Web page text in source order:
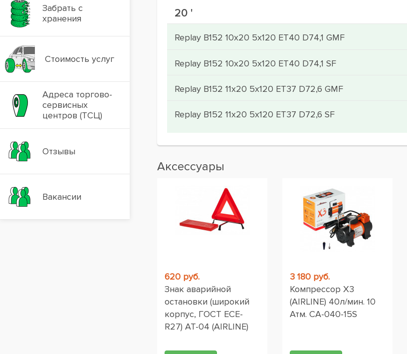
Забрать с
хранения
Стоимость услуг
Адреса торгово-
сервисных
центров (ТСЦ)
Отзывы
Вакансии
20 '
Replay B152 10x20 5x120 ET40 D74,1 GMF
Replay B152 10x20 5x120 ET40 D74,1 SF
Replay B152 11x20 5x120 ET37 D72,6 GMF
Replay B152 11x20 5x120 ET37 D72,6 SF
Аксессуары
620 руб.
Знак аварийной
остановки (широкий
корпус, ГОСТ ЕСЕ-
R27) AT-04 (AIRLINE)
3 180 руб.
Компрессор X3
(AIRLINE) 40л/мин. 10
Атм. CA-040-15S